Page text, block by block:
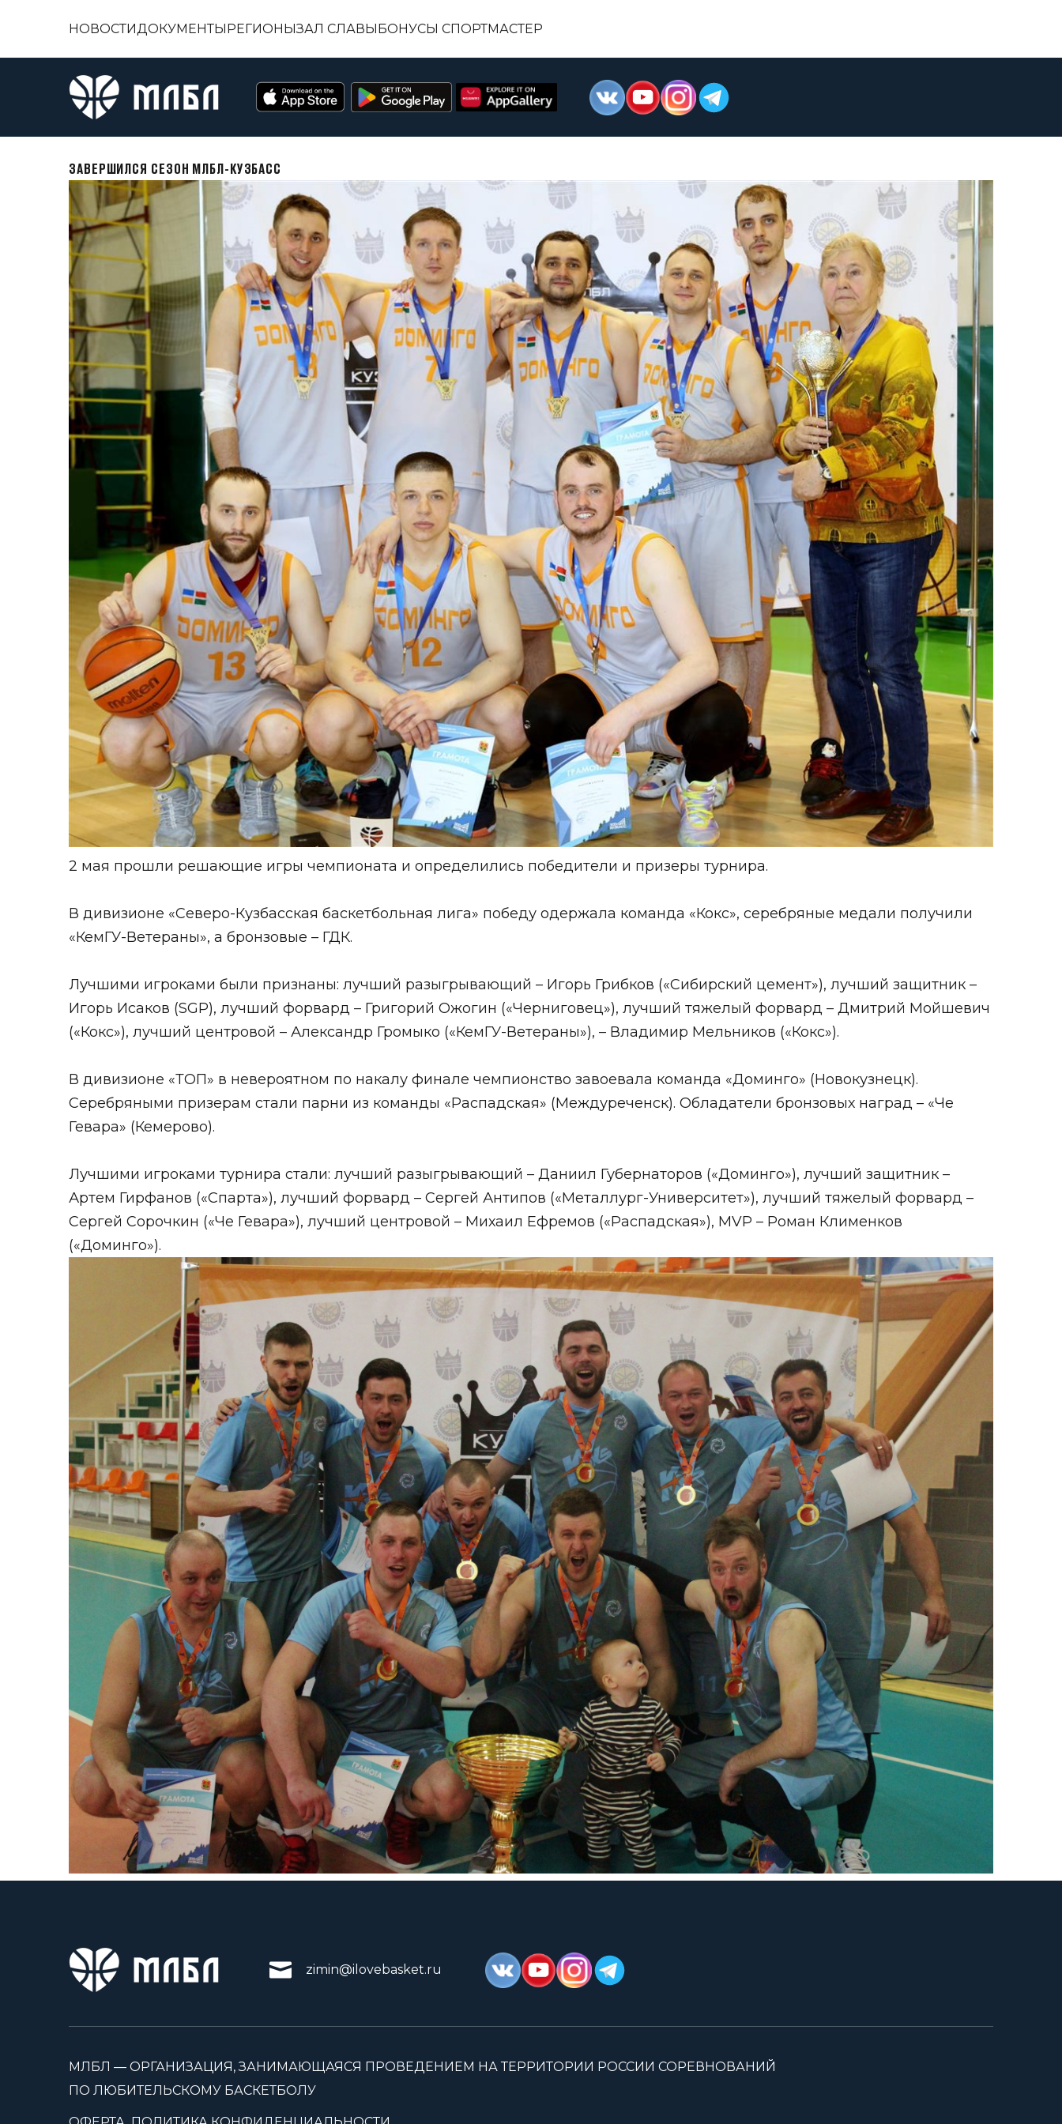
НОВОСТИДОКУМЕНТЫРЕГИОНЫЗАЛ СЛАВЫБОНУСЫ СПОРТМАСТЕР
ЗАВЕРШИЛСЯ СЕЗОН МЛБЛ-КУЗБАСС
2 мая прошли решающие игры чемпионата и определились победители и призеры турнира.
В дивизионе «Северо-Кузбасская баскетбольная лига» победу одержала команда «Кокс», серебряные медали получили
«КемГУ-Ветераны», а бронзовые – ГДК.
Лучшими игроками были признаны: лучший разыгрывающий – Игорь Грибков («Сибирский цемент»), лучший защитник –
Игорь Исаков (SGP), лучший форвард – Григорий Ожогин («Черниговец»), лучший тяжелый форвард – Дмитрий Мойшевич
(«Кокс»), лучший центровой – Александр Громыко («КемГУ-Ветераны»), – Владимир Мельников («Кокс»).
В дивизионе «ТОП» в невероятном по накалу финале чемпионство завоевала команда «Доминго» (Новокузнецк).
Серебряными призерам стали парни из команды «Распадская» (Междуреченск). Обладатели бронзовых наград – «Че
Гевара» (Кемерово).
Лучшими игроками турнира стали: лучший разыгрывающий – Даниил Губернаторов («Доминго»), лучший защитник –
Артем Гирфанов («Спарта»), лучший форвард – Сергей Антипов («Металлург-Университет»), лучший тяжелый форвард –
Сергей Сорочкин («Че Гевара»), лучший центровой – Михаил Ефремов («Распадская»), MVP – Роман Клименков
(«Доминго»).
zimin@ilovebasket.ru
МЛБЛ — ОРГАНИЗАЦИЯ, ЗАНИМАЮЩАЯСЯ ПРОВЕДЕНИЕМ НА ТЕРРИТОРИИ РОССИИ СОРЕВНОВАНИЙ
ПО ЛЮБИТЕЛЬСКОМУ БАСКЕТБОЛУ